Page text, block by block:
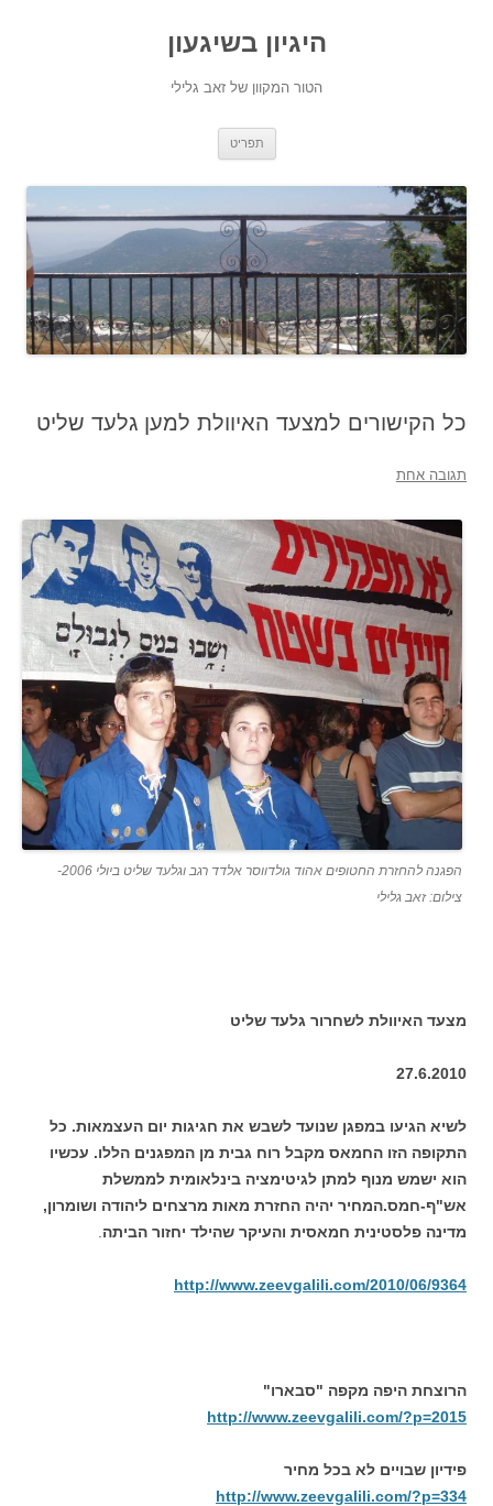
היגיון בשיגעון
הטור המקוון של זאב גלילי
תפריט
כל הקישורים למצעד האיוולת למען גלעד שליט
תגובה אחת
הפגנה להחזרת החטופים אהוד גולדווסר אלדד רגב וגלעד שליט ביולי 2006-
צילום: זאב גלילי
מצעד האיוולת לשחרור גלעד שליט
27.6.2010
לשיא הגיעו במפגן שנועד לשבש את חגיגות יום העצמאות. כל
התקופה הזו החמאס מקבל רוח גבית מן המפגנים הללו. עכשיו
הוא ישמש מנוף למתן לגיטימציה בינלאומית לממשלת
אש"ף-חמס.המחיר יהיה החזרת מאות מרצחים ליהודה ושומרון,
מדינה פלסטינית חמאסית והעיקר שהילד יחזור הביתה
http://www.zeevgalili.com/2010/06/9364
הרוצחת היפה מקפה "סבארו"
http://www.zeevgalili.com/?p=2015
פידיון שבויים לא בכל מחיר
http://www.zeevgalili.com/?p=334